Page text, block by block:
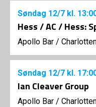
Søndag 12/7 kl.
Hess / AC / Hess:
Apollo Bar /
Søndag 12/7 kl.
Ian Cleaver Group
Apollo Bar /